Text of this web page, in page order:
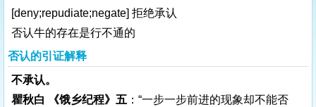
[deny;repudiate;negate] 拒绝承认
否认牛的存在是行不通的
否认的引证解释
不承认。
瞿秋白 《饿乡纪程》五 ：“一步一步前进的现象却不能否